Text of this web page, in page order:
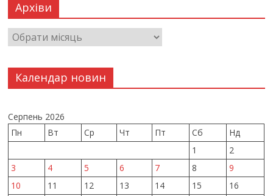
Архіви
Календар новин
Серпень 2026
Пн
Вт Ср Чт Пт Сб
Нд
1
2
3
4 5 6 7 8
9
10
11 12 13 14 15
16